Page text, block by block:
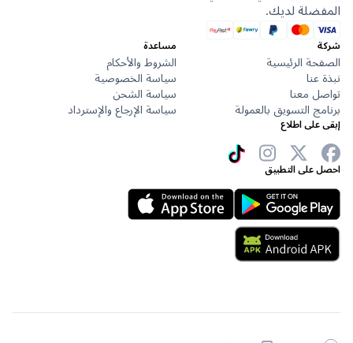
لديك.
الرئيسية
معنا
التسويق بالعمولة
مساعدة
الشروط والأحكام
سياسة الخصوصية
سياسة الشحن
سياسة الإرجاع والإسترداد
اطلاع
على التطبيق